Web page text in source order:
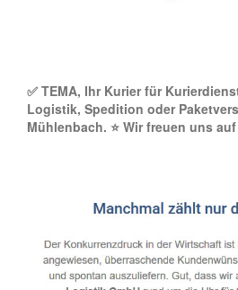
✅ TEMA, Ihr Kurier für
Logistik, Spedition oder
Mühlenbach. ⭐ Wir freuen uns